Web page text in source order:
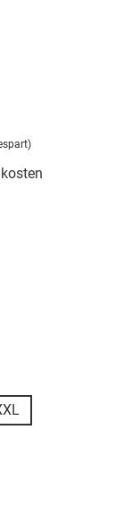
nicht verfügbar.)
ist zurzeit nicht
Option ist zurzeit nicht